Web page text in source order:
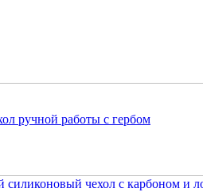
ручной работы с гербом